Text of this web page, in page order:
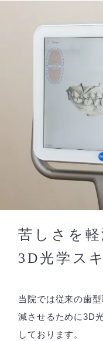
苦しさを
3D光学ス
当院では従来の歯
減させるために3D
しております。